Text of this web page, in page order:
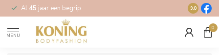
Al 45 jaar een begrip Gratis
9.0
MENU
0